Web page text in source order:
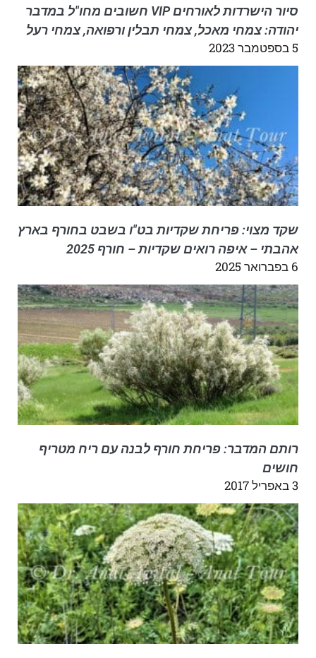
סיור הישרדות לאורחים VIP חשובים מחו"ל במדבר
יהודה: צמחי מאכל, צמחי תבלין ורפואה, צמחי רעל
5 בספטמבר 2023
שקד מצוי: פריחת שקדיות בט"ו בשבט בחורף בארץ
אהבתי – איפה רואים שקדיות – חורף 2025
6 בפברואר 2025
רותם המדבר: פריחת חורף לבנה עם ריח מטריף
חושים
3 באפריל 2017